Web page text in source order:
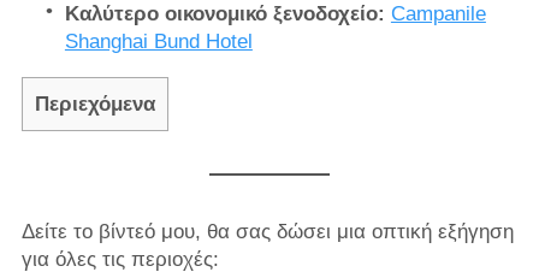
Καλύτερο οικονομικό ξενοδοχείο: Campanile
Shanghai Bund Hotel
Περιεχόμενα
Δείτε το βίντεό μου, θα σας δώσει μια οπτική εξήγηση
για όλες τις περιοχές: